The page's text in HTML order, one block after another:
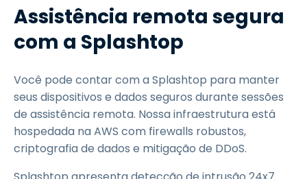
Assistência remota segura
com a Splashtop
Você pode contar com a Splashtop para manter
seus dispositivos e dados seguros durante sessões
de assistência remota. Nossa infraestrutura está
hospedada na AWS com firewalls robustos,
criptografia de dados e mitigação de DDoS.